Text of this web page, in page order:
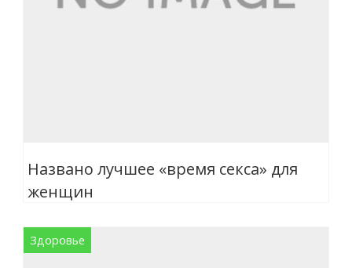
Названо лучшее «время секса» для
женщин
Здоровье